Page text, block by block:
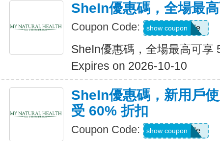
SheIn優惠碼，全場最
Coupon Code: Show Code
show coupon
SheIn優惠碼，全場最高可享
Expires on 2026-10-10
SheIn優惠碼，新用戶
受 60% 折扣
Coupon Code: Show Code
show coupon